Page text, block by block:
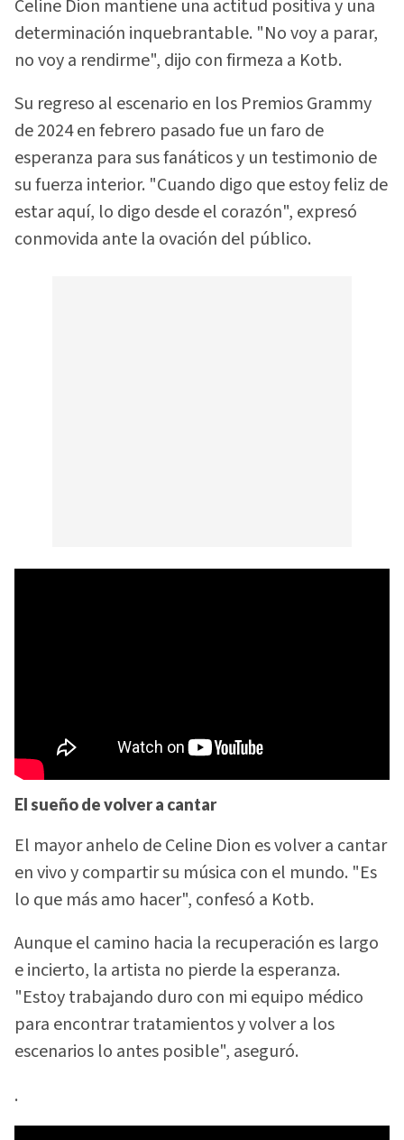
Celine Dion mantiene una actitud positiva y una
determinación inquebrantable. "No voy a parar,
no voy a rendirme", dijo con firmeza a Kotb.
Su regreso al escenario en los Premios Grammy
de 2024 en febrero pasado fue un faro de
esperanza para sus fanáticos y un testimonio de
su fuerza interior. "Cuando digo que estoy feliz de
estar aquí, lo digo desde el corazón", expresó
conmovida ante la ovación del público.
El sueño de volver a cantar
El mayor anhelo de Celine Dion es volver a cantar
en vivo y compartir su música con el mundo. "Es
lo que más amo hacer", confesó a Kotb.
Aunque el camino hacia la recuperación es largo
e incierto, la artista no pierde la esperanza.
"Estoy trabajando duro con mi equipo médico
para encontrar tratamientos y volver a los
escenarios lo antes posible", aseguró.
.